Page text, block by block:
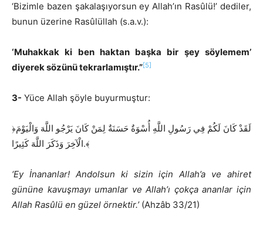
‘Bizimle bazen şakalaşıyorsun ey Allah’ın Rasûlü!’ dediler,
bunun üzerine Rasûlüllah (s.a.v.):
‘Muhakkak ki ben haktan başka bir şey söylemem’
diyerek sözünü tekrarlamıştır.”[5]
3- Yüce Allah şöyle buyurmuştur:
﴿لَقَدْ كَانَ لَكُمْ فِي رَسُولِ اللَّهِ أُسْوَةٌ حَسَنَةٌ لِمَنْ كَانَ يَرْجُو اللَّهَ وَالْيَوْمَ
الْآخِرَ وَذَكَرَ اللَّهَ كَثِيرًا.﴾
‘Ey İnananlar! Andolsun ki sizin için Allah’a ve ahiret
gününe kavuşmayı umanlar ve Allah’ı çokça ananlar için
Allah Rasûlü en güzel örnektir.’(Ahzâb 33/21)